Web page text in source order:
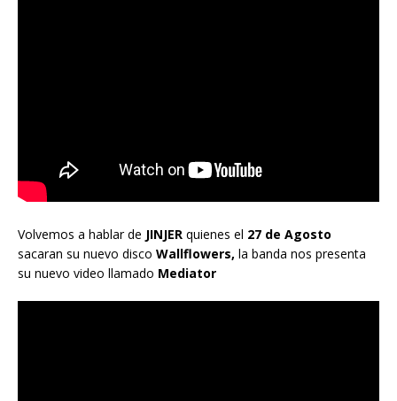
Volvemos a hablar de JINJER quienes el 27 de Agosto
sacaran su nuevo disco Wallflowers, la banda nos presenta
su nuevo video llamado Mediator